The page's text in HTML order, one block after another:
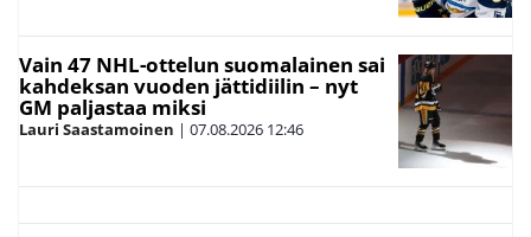
Vain 47 NHL-ottelun suomalainen sai
kahdeksan vuoden jättidiilin – nyt
GM paljastaa miksi
Lauri Saastamoinen | 07.08.2026 12:46